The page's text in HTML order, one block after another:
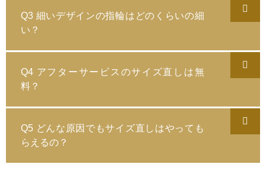
Q3 細いデザインの指輪はどのくらいの細
い？
Q4 アフターサービスのサイズ直しは無
料？
Q5 どんな原因でもサイズ直しはやっても
らえるの？